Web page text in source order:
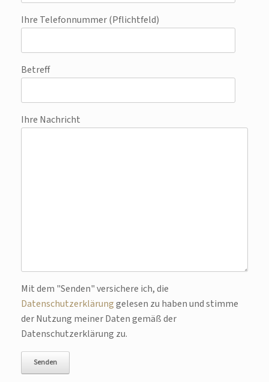
Ihre Telefonnummer (Pflichtfeld)
Betreff
Ihre Nachricht
Bitte lasse dieses Feld leer.
Mit dem "Senden" versichere ich, die
Datenschutzerklärunggelesen zu haben und stimme
der Nutzung meiner Daten gemäß der
Datenschutzerklärung zu.